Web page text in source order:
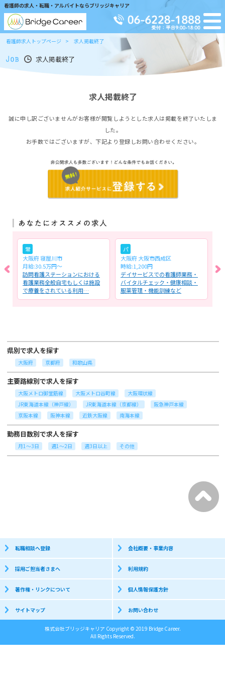
看護師の求人・転職・アルバイトならブリッジキャリア
看護師求人トップページ 求人掲載終了
求人掲載終了
求人掲載終了
誠に申し訳ございませんがお客様が閲覧しようとした求人は掲載を終了いたしま
した。
お手数ではございますが、下記より登録しお問い合わせください。
常
大阪府 寝屋川市
月給:30.5万円～
訪問看護ステーションにおける
看護業務全般自宅もしくは施設
で療養をされている利用…
パ
大阪府 大阪市西成区
時給:1,200円
デイサービスでの看護師業務・
バイタルチェック・健康相談・
服薬管理・機能訓練など
県別で求人を探す
大阪府 京都府 和歌山県
主要路線別で求人を探す
大阪メトロ御堂筋線 大阪メトロ谷町線
大阪環状線
JR東海道本線（神戸線）
JR東海道本線（京都線）
阪急神戸本線
京阪本線
阪神本線 近鉄大阪線 南海本線
勤務日数別で求人を探す
月1～3日 週1～2日 週3日以上 その他
転職相談へ登録 会社概要・事業内容
採用ご担当者さまへ 利用規約
著作権・リンクについて 個人情報保護方針
サイトマップ お問い合わせ
株式会社ブリッジキャリア Copyright © 2019 Bridge Career.
All Rights Reserved.